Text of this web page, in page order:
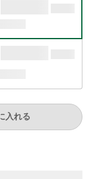
入れる